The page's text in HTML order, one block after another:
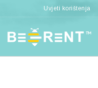
Uvjeti korištenja